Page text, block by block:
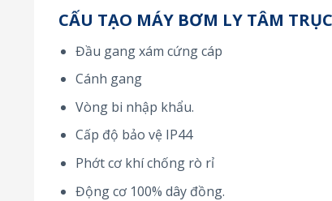
CẤU TẠO MÁY BƠM LY TÂM
Đầu gang xám cứng cáp
Cánh gang
Vòng bi nhập khẩu.
Cấp độ bảo vệ IP44
Phớt cơ khí chống rò rỉ
Động cơ 100% dây đồng.